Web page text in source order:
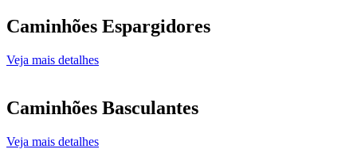
Caminhões Espargidores
Veja mais detalhes
Caminhões Basculantes
Veja mais detalhes